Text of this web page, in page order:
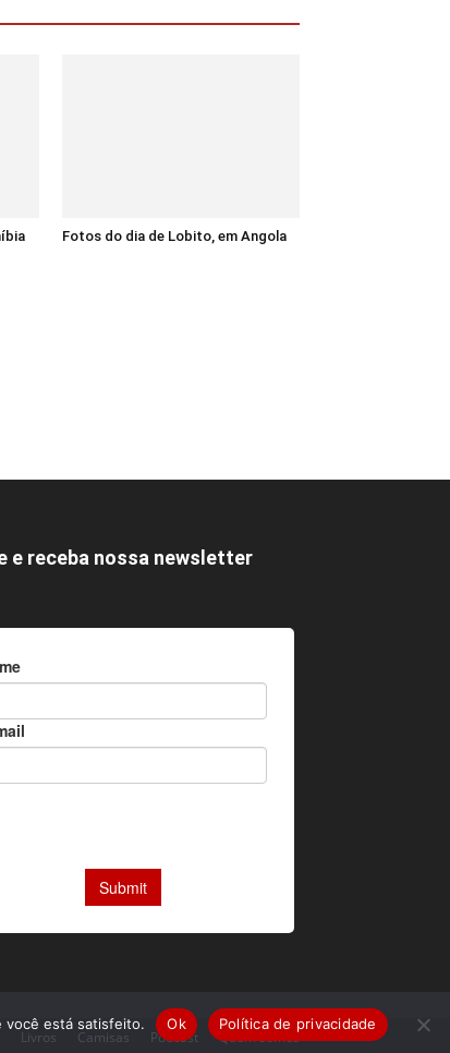
Fotos do dia de Lobito, em Angola
e receba nossa newsletter
Livros Camisas Podcast Quem somos
você está satisfeito. Ok Política de privacidade